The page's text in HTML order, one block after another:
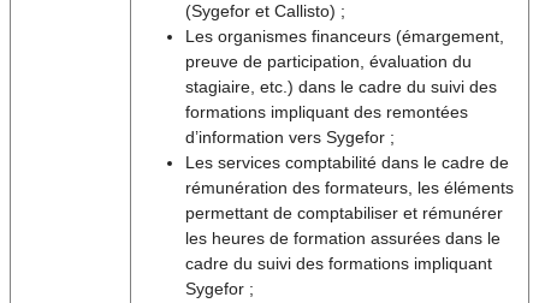
(Sygefor et Callisto) ;
Les organismes financeurs (émargement,
preuve de participation, évaluation du
stagiaire, etc.) dans le cadre du suivi des
formations impliquant des remontées
d’information vers Sygefor ;
Les services comptabilité dans le cadre de
rémunération des formateurs, les éléments
permettant de comptabiliser et rémunérer
les heures de formation assurées dans le
cadre du suivi des formations impliquant
Sygefor ;